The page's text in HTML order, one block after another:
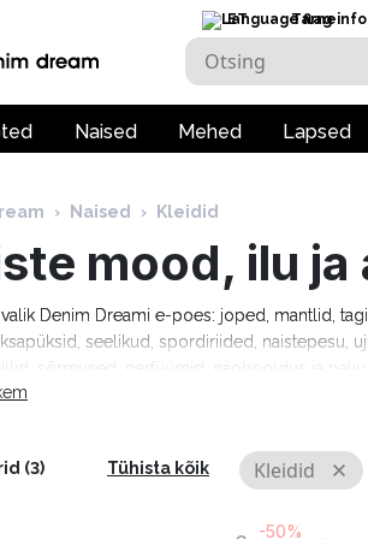
ET Tarneinfo
Naised Mehed Lapsed
› Naised › Kleidid
mood, ilu
valik Denim Dreami e-poes: joped, mantlid,
seelikud, spordiriided, naistepesu,
Calvin Klein, Camel Active, Denim
(3) Tühista kõik Kleidid
-50%